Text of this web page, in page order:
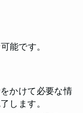
能です。
かけて必要な情
します。